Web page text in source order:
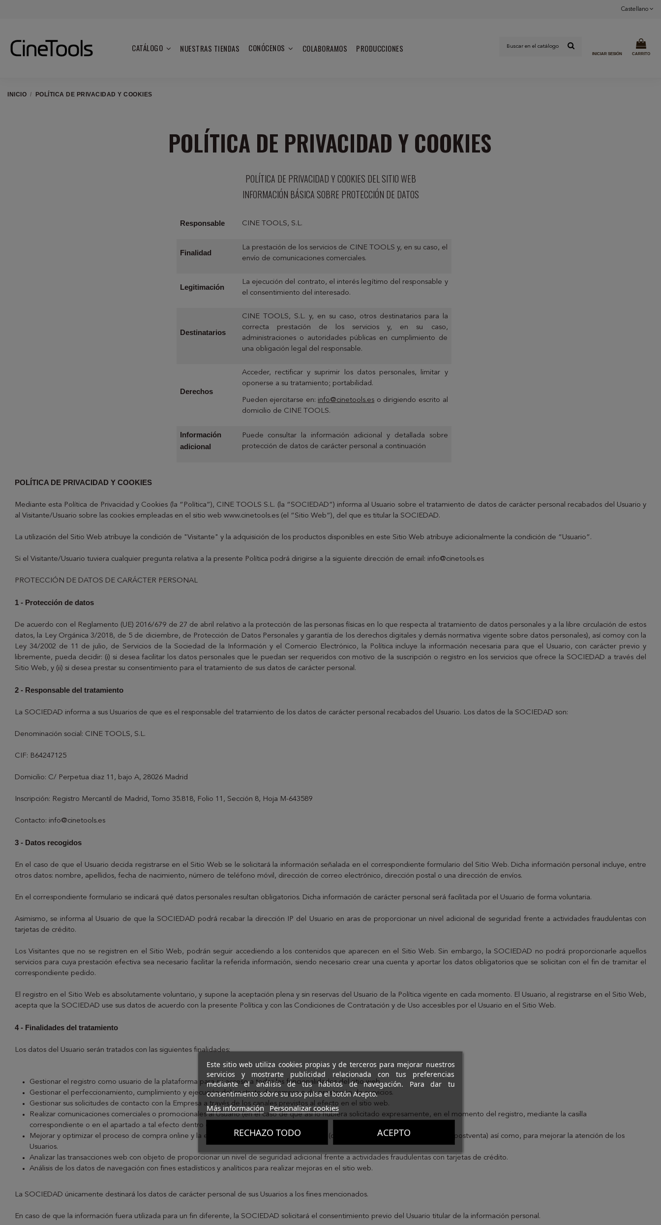
Castellano
CATÁLOGO NUESTRAS TIENDAS CONÓCENOS COLABORAMOS PRODUCCIONES
INICIAR SESIÓN CARRITO
INICIO POLÍTICA DE PRIVACIDAD Y COOKIES
POLÍTICA DE PRIVACIDAD Y COOKIES
POLÍTICA DE PRIVACIDAD Y COOKIES DEL SITIO WEB
INFORMACIÓN BÁSICA SOBRE PROTECCIÓN DE DATOS
Responsable CINE TOOLS, S.L.
Finalidad
La prestación de los servicios de CINE TOOLS y, en su caso, el
envío de comunicaciones comerciales.
Legitimación
La ejecución del contrato, el interés legítimo del responsable y
el consentimiento del interesado.
Destinatarios
CINE TOOLS, S.L. y, en su caso, otros destinatarios para la
correcta prestación de los servicios y, en su caso,
administraciones o autoridades públicas en cumplimiento de
una obligación legal del responsable.
Derechos
Acceder, rectificar y suprimir los datos personales, limitar y
oponerse a su tratamiento; portabilidad.
Pueden ejercitarse en: info@cinetools.es o dirigiendo escrito al
domicilio de CINE TOOLS.
Información
adicional
Puede consultar la información adicional y detallada sobre
protección de datos de carácter personal a continuación
POLÍTICA DE PRIVACIDAD Y COOKIES
Mediante esta Política de Privacidad y Cookies (la “Política”), CINE TOOLS S.L. (la “SOCIEDAD”) informa al Usuario sobre el tratamiento de datos de carácter personal recabados del Usuario y
al Visitante/Usuario sobre las cookies empleadas en el sitio web www.cinetools.es (el “Sitio Web”), del que es titular la SOCIEDAD.
La utilización del Sitio Web atribuye la condición de "Visitante" y la adquisición de los productos disponibles en este Sitio Web atribuye adicionalmente la condición de “Usuario”.
Si el Visitante/Usuario tuviera cualquier pregunta relativa a la presente Política podrá dirigirse a la siguiente dirección de email: info@cinetools.es
PROTECCIÓN DE DATOS DE CARÁCTER PERSONAL
1 - Protección de datos
De acuerdo con el Reglamento (UE) 2016/679 de 27 de abril relativo a la protección de las personas físicas en lo que respecta al tratamiento de datos personales y a la libre circulación de estos
datos, la Ley Orgánica 3/2018, de 5 de diciembre, de Protección de Datos Personales y garantía de los derechos digitales y demás normativa vigente sobre datos personales), así comoy con la
Ley 34/2002 de 11 de julio, de Servicios de la Sociedad de la Información y el Comercio Electrónico, la Política incluye la información necesaria para que el Usuario, con carácter previo y
libremente, pueda decidir: (i) si desea facilitar los datos personales que le puedan ser requeridos con motivo de la suscripción o registro en los servicios que ofrece la SOCIEDAD a través del
Sitio Web, y (ii) si desea prestar su consentimiento para el tratamiento de sus datos de carácter personal.
2 - Responsable del tratamiento
La SOCIEDAD informa a sus Usuarios de que es el responsable del tratamiento de los datos de carácter personal recabados del Usuario. Los datos de la SOCIEDAD son:
Denominación social: CINE TOOLS, S.L.
CIF: B64247125
Domicilio: C/ Perpetua diaz 11, bajo A, 28026 Madrid
Inscripción: Registro Mercantil de Madrid, Tomo 35.818, Folio 11, Sección 8, Hoja M-643589
Contacto: info@cinetools.es
3 - Datos recogidos
En el caso de que el Usuario decida registrarse en el Sitio Web se le solicitará la información señalada en el correspondiente formulario del Sitio Web. Dicha información personal incluye, entre
otros datos: nombre, apellidos, fecha de nacimiento, número de teléfono móvil, dirección de correo electrónico, dirección postal o una dirección de envíos.
En el correspondiente formulario se indicará qué datos personales resultan obligatorios. Dicha información de carácter personal será facilitada por el Usuario de forma voluntaria.
Asimismo, se informa al Usuario de que la SOCIEDAD podrá recabar la dirección IP del Usuario en aras de proporcionar un nivel adicional de seguridad frente a actividades fraudulentas con
tarjetas de crédito.
Los Visitantes que no se registren en el Sitio Web, podrán seguir accediendo a los contenidos que aparecen en el Sitio Web. Sin embargo, la SOCIEDAD no podrá proporcionarle aquellos
servicios para cuya prestación efectiva sea necesario facilitar la referida información, siendo necesario crear una cuenta y aportar los datos obligatorios que se solicitan con el fin de tramitar el
correspondiente pedido.
El registro en el Sitio Web es absolutamente voluntario, y supone la aceptación plena y sin reservas del Usuario de la Política vigente en cada momento. El Usuario, al registrarse en el Sitio Web,
acepta que la SOCIEDAD use sus datos de acuerdo con la presente Política y con las Condiciones de Contratación y de Uso accesibles por el Usuario en el Sitio Web.
4 - Finalidades del tratamiento
Los datos del Usuario serán tratados con las siguientes finalidades:
Gestionar el registro como usuario de la plataforma para su acceso a todas las funcionalidades del sitio web.
Gestionar el perfeccionamiento, cumplimiento y ejecución del contrato de compra o de prestación de servicios.
Gestionar sus solicitudes de contacto con la Empresa a través de los canales previstos al efecto en el sitio web.
Realizar comunicaciones comerciales o promocionales al Usuario (en el caso de que así lo hubiera solicitado expresamente, en el momento del registro, mediante la casilla
correspondiente o en el apartado a tal efecto dentro del Sitio Web).
Mejorar y optimizar el proceso de compra online y la experiencia de usuario en el sitio web (carrito de la compra, envíos, servicios postventa) así como, para mejorar la atención de los
Usuarios.
Analizar las transacciones web con objeto de proporcionar un nivel de seguridad adicional frente a actividades fraudulentas con tarjetas de crédito.
Análisis de los datos de navegación con fines estadísticos y analíticos para realizar mejoras en el sitio web.
La SOCIEDAD únicamente destinará los datos de carácter personal de sus Usuarios a los fines mencionados.
En caso de que la información fuera utilizada para un fin diferente, la SOCIEDAD solicitará el consentimiento previo del Usuario titular de la información personal.
Este sitio web utiliza cookies propias y de terceros para mejorar nuestros
servicios y mostrarte publicidad relacionada con tus preferencias
mediante el análisis de tus hábitos de navegación. Para dar tu
consentimiento sobre su uso pulsa el botón Acepto.
Más información Personalizar cookies
RECHAZO TODO ACEPTO